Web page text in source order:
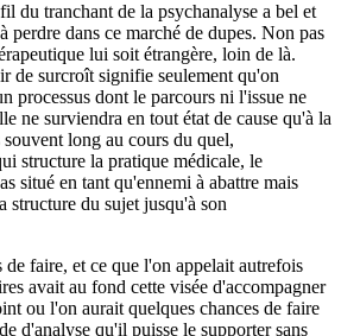
du tranchant de la psychanalyse a bel et
perdre dans ce marché de dupes. Non pas
lui soit étrangère, loin de là.
de surcroît signifie seulement qu'on
processus dont le parcours ni l'issue ne
ne surviendra en tout état de cause qu'à la
souvent long au cours du quel,
structure la pratique médicale, le
situé en tant qu'ennemi à abattre mais
structure du sujet jusqu'à son
de faire, et ce que l'on appelait autrefois
avait au fond cette visée d'accompagner
ou l'on aurait quelques chances de faire
d'analyse qu'il puisse le supporter sans